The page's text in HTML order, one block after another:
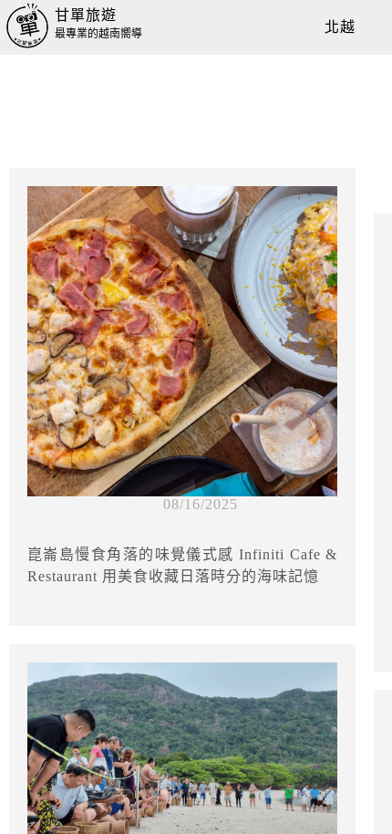
甘單旅遊
最專業的越南嚮導 北越
08/16/2025
崑崙島慢食角落的味覺儀式感 Infiniti Cafe &
Restaurant 用美食收藏日落時分的海味記憶